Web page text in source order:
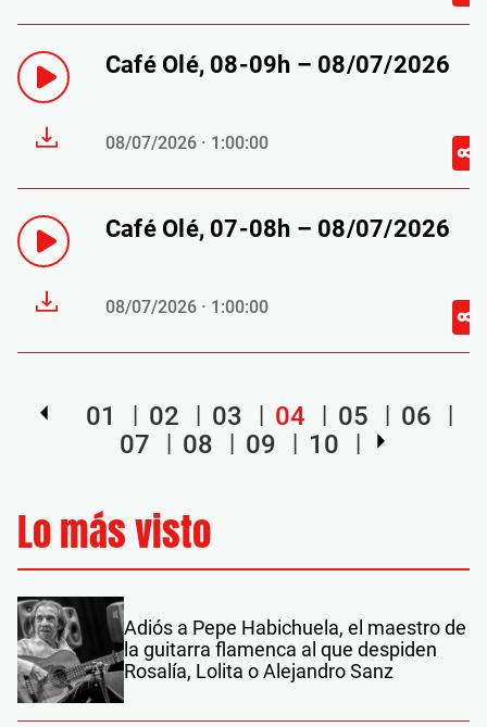
Café Olé, 08-09h – 08/07/2026
08/07/2026 · 1:00:00
Café Olé, 07-08h – 08/07/2026
08/07/2026 · 1:00:00
01 02 03 04 05
06
07
08 09 10
Lo más visto
Adiós a Pepe Habichuela, el maestro de
la guitarra flamenca al que despiden
Rosalía, Lolita o Alejandro Sanz